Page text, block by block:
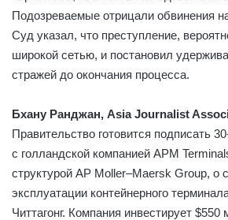
Подозреваемые отрицали обвинения
Суд указал, что преступление,
широкой сетью, и постановил
стражей до окончания процесса.
Бхану Ранджан, Asia Journalist
Правительство готовится подписать
с голландской компанией APM
структурой AP Moller–Maersk Group, о
эксплуатации контейнерного
Читтагонг. Компания инвестирует $550